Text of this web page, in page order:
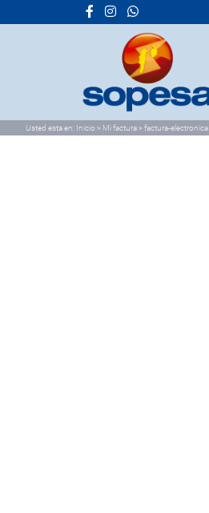
Usted esta en: Inicio > Mi factura> factura-electronica